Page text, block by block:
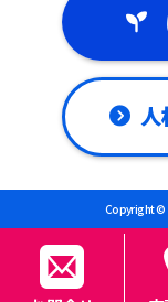
人
Copyright ©